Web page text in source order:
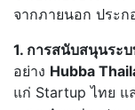
จากภายนอก ประ
1. การสนับสนุนระ
อย่าง Hubba
แก่ Startup ไทย